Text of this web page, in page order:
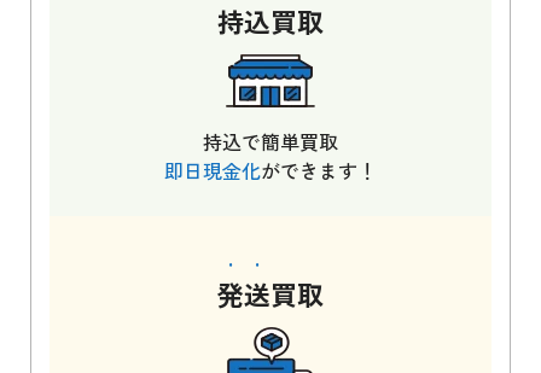
持込買取
持込で簡単買取
即日現金化ができます！
発送買取